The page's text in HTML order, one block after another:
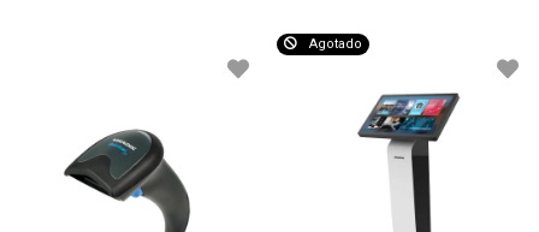
Agotado